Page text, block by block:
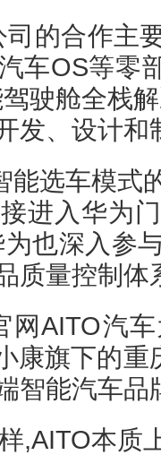
司的合作主
OS等零
驶舱全栈
发、设计和
能选车模式
进入华为
也深入参
质量控制体
网AITO汽
康旗下的
智能汽车品
,AITO本质